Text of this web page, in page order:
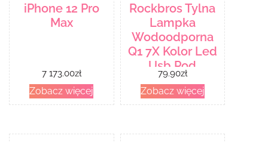
iPhone 12 Pro
Max
7 173.00zł
Zobacz więcej
Rockbros Tylna
Lampka
Wodoodporna
Q1 7X Kolor Led
Usb Pod
Siodełko
79.90zł
Zobacz więcej